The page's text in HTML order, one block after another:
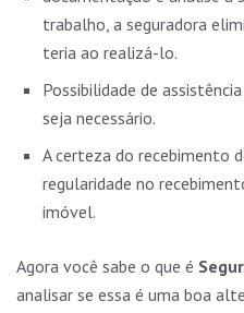
trabalho, a seguradora
teria ao realizá-lo.
Possibilidade de
seja necessário.
A certeza do recebimento
regularidade no
imóvel.
Agora você sabe o que é
analisar se essa é uma boa